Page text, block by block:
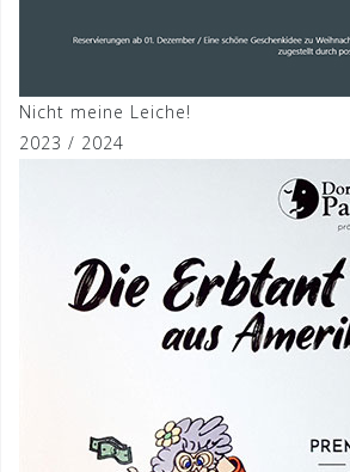
Nicht meine Leiche!
2023 / 2024